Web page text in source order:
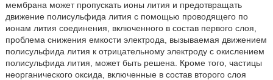
мембрана может пропускать ионы лития и предотвращать
движение полисульфида лития с помощью проводящего по
ионам лития соединения, включенного в состав первого слоя,
проблема снижения емкости электрода, вызываемая движением
полисульфида лития к отрицательному электроду с окислением
полисульфида лития, может быть решена. Кроме того, частицы
неорганического оксида, включенные в состав второго слоя